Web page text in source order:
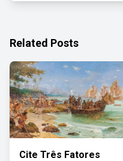
Related Posts
Cite Três Fatores